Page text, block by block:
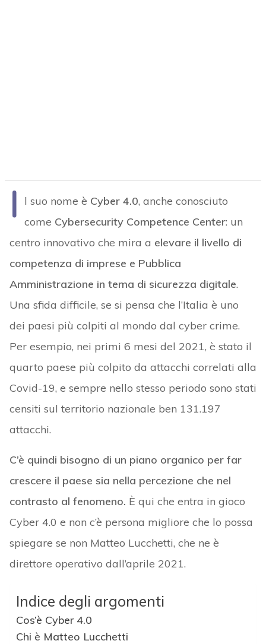
I l suo nome è Cyber 4.0, anche conosciuto
come Cybersecurity Competence Center: un
centro innovativo che mira a elevare il livello di
competenza di imprese e Pubblica
Amministrazione in tema di sicurezza digitale.
Una sfida difficile, se si pensa che l’Italia è uno
dei paesi più colpiti al mondo dal cyber crime.
Per esempio, nei primi 6 mesi del 2021, è stato il
quarto paese più colpito da attacchi correlati alla
Covid-19, e sempre nello stesso periodo sono stati
censiti sul territorio nazionale ben 131.197
attacchi.
C’è quindi bisogno di un piano organico per far
crescere il paese sia nella percezione che nel
contrasto al fenomeno. È qui che entra in gioco
Cyber 4.0 e non c’è persona migliore che lo possa
spiegare se non Matteo Lucchetti, che ne è
direttore operativo dall’aprile 2021.
Indice degli argomenti
Cos’è Cyber 4.0
Chi è Matteo Lucchetti